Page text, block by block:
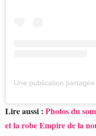
Lire aussi : Photos du
et la robe Empire de la